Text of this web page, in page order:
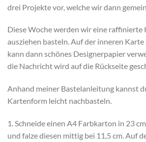
drei Projekte vor, welche wir dann
Diese Woche werden wir eine raffinierte
ausziehen basteln. Auf der inneren Karte
kann dann schönes Designerpapier
die Nachricht wird auf die Rückseite
Anhand meiner Bastelanleitung kannst
Kartenform leicht nachbasteln.
1. Schneide einen A4 Farbkarton in 23
und falze diesen mittig bei 11,5 cm. Auf